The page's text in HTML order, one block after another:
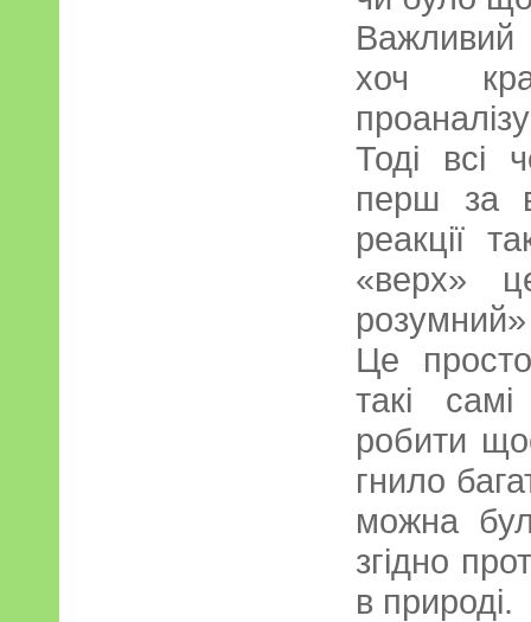
хоч
Тоді всі
перш за
реакції
«верх»
Це
такі
робити
гнило
можна
згідно
в природі.